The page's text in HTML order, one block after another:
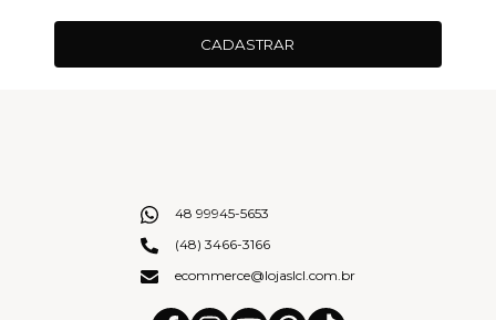
CADASTRAR
48 99945-5653
(48) 3466-3166
ecommerce@lojaslcl.com.br